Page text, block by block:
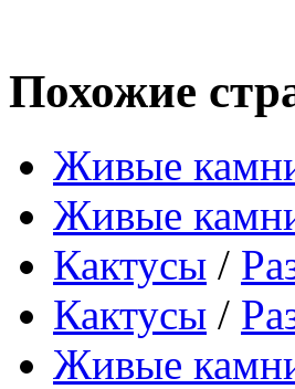
Похожие
Живые
Живые
Кактусы /
Кактусы /
Живые